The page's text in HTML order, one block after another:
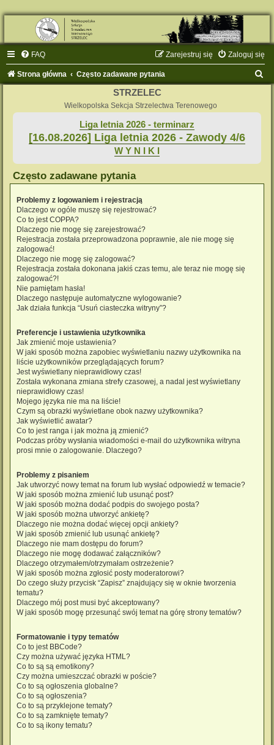
FAQ Zaloguj się
Zarejestruj się
Strona główna Często zadawane pytania
STRZELEC
Wielkopolska Sekcja Strzelectwa Terenowego
Liga letnia 2026 - terminarz
[16.08.2026] Liga letnia 2026 - Zawody 4/6
W Y N I K I
Często zadawane pytania
Problemy z logowaniem i rejestracją
Dlaczego w ogóle muszę się rejestrować?
Co to jest COPPA?
Dlaczego nie mogę się zarejestrować?
Rejestracja została przeprowadzona poprawnie, ale nie mogę się
zalogować!
Dlaczego nie mogę się zalogować?
Rejestracja została dokonana jakiś czas temu, ale teraz nie mogę się
zalogować?!
Nie pamiętam hasła!
Dlaczego następuje automatyczne wylogowanie?
Jak działa funkcja “Usuń ciasteczka witryny”?
Preferencje i ustawienia użytkownika
Jak zmienić moje ustawienia?
W jaki sposób można zapobiec wyświetlaniu nazwy użytkownika na
liście użytkowników przeglądających forum?
Jest wyświetlany nieprawidłowy czas!
Została wykonana zmiana strefy czasowej, a nadal jest wyświetlany
nieprawidłowy czas!
Mojego języka nie ma na liście!
Czym są obrazki wyświetlane obok nazwy użytkownika?
Jak wyświetlić awatar?
Co to jest ranga i jak można ją zmienić?
Podczas próby wysłania wiadomości e-mail do użytkownika witryna
prosi mnie o zalogowanie. Dlaczego?
Problemy z pisaniem
Jak utworzyć nowy temat na forum lub wysłać odpowiedź w temacie?
W jaki sposób można zmienić lub usunąć post?
W jaki sposób można dodać podpis do swojego posta?
W jaki sposób można utworzyć ankietę?
Dlaczego nie można dodać więcej opcji ankiety?
W jaki sposób zmienić lub usunąć ankietę?
Dlaczego nie mam dostępu do forum?
Dlaczego nie mogę dodawać załączników?
Dlaczego otrzymałem/otrzymałam ostrzeżenie?
W jaki sposób można zgłosić posty moderatorowi?
Do czego służy przycisk “Zapisz” znajdujący się w oknie tworzenia
tematu?
Dlaczego mój post musi być akceptowany?
W jaki sposób mogę przesunąć swój temat na górę strony tematów?
Formatowanie i typy tematów
Co to jest BBCode?
Czy można używać języka HTML?
Co to są są emotikony?
Czy można umieszczać obrazki w poście?
Co to są ogłoszenia globalne?
Co to są ogłoszenia?
Co to są przyklejone tematy?
Co to są zamknięte tematy?
Co to są ikony tematu?